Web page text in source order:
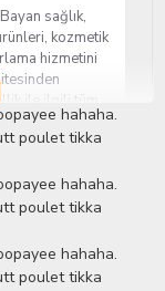
sağlık,
kozmetik
hizmetini
ile ilgili tüm
kadrosu ile
karşılıyor.
çalışma
sağlıklı ve
sektöründeki
yaklaşık
bu sektörde
hahaha.
poulet tikka
hahaha.
poulet tikka
hahaha.
poulet tikka